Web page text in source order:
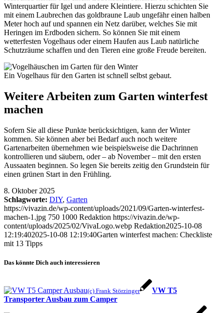
Winterquartier für Igel und andere Kleintiere. Hierzu schichten Sie
mit einem Laubrechen das goldbraune Laub ungefähr einen halben
Meter hoch auf und spannen ein Netz darüber, welches Sie mit
Heringen im Erdboden sichern. So können Sie mit einem
wetterfesten Vogelhaus oder einem Haufen aus Laub natürliche
Schutzräume schaffen und den Tieren eine große Freude bereiten.
Ein Vogelhaus für den Garten ist schnell selbst gebaut.
Weitere Arbeiten zum Garten winterfest
machen
Sofern Sie all diese Punkte berücksichtigen, kann der Winter
kommen. Sie können aber bei Bedarf auch noch weitere
Gartenarbeiten übernehmen wie beispielsweise die Dachrinnen
kontrollieren und säubern, oder – ab November – mit den ersten
Aussaaten beginnen. So legen Sie bereits zeitig den Grundstein für
einen grünen Start in den Frühling.
8. Oktober 2025
Schlagworte: DIY, Garten
https://vivazin.de/wp-content/uploads/2021/09/Garten-winterfest-
machen-1.jpg 750 1000 Redaktion https://vivazin.de/wp-
content/uploads/2025/02/VivaLogo.webp Redaktion2025-10-08
12:19:402025-10-08 12:19:40Garten winterfest machen: Checkliste
mit 13 Tipps
Das könnte Dich auch interessieren
(c) Frank Störzinger
VW T5
Transporter Ausbau zum Camper